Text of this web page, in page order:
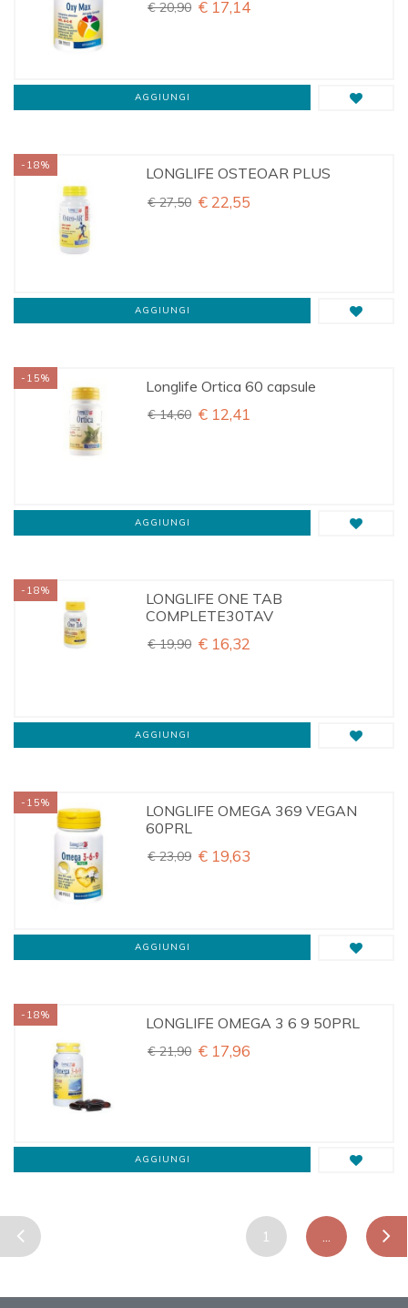
€ 20,90 € 17,14
AGGIUNGI
LONGLIFE OSTEOAR PLUS
€ 27,50 € 22,55
-18%
AGGIUNGI
Longlife Ortica 60 capsule
€ 14,60 € 12,41
-15%
AGGIUNGI
LONGLIFE ONE TAB
COMPLETE30TAV
€ 19,90 € 16,32
-18%
AGGIUNGI
LONGLIFE OMEGA 369 VEGAN
60PRL
€ 23,09 € 19,63
-15%
AGGIUNGI
LONGLIFE OMEGA 3 6 9 50PRL
€ 21,90 € 17,96
-18%
AGGIUNGI
1 ...